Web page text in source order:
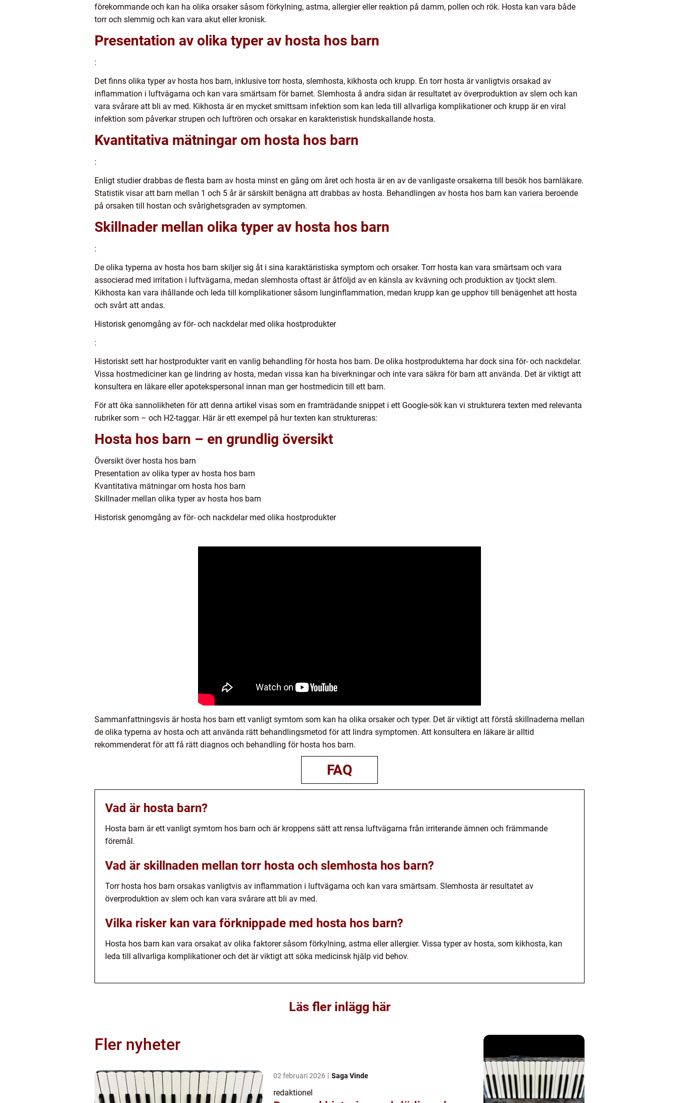
förekommande och kan ha olika orsaker såsom förkylning, astma, allergier eller reaktion på damm, pollen och rök. Hosta kan vara både
torr och slemmig och kan vara akut eller kronisk.
Presentation av olika typer av hosta hos barn
:
Det finns olika typer av hosta hos barn, inklusive torr hosta, slemhosta, kikhosta och krupp. En torr hosta är vanligtvis orsakad av
inflammation i luftvägarna och kan vara smärtsam för barnet. Slemhosta å andra sidan är resultatet av överproduktion av slem och kan
vara svårare att bli av med. Kikhosta är en mycket smittsam infektion som kan leda till allvarliga komplikationer och krupp är en viral
infektion som påverkar strupen och luftrören och orsakar en karakteristisk hundskallande hosta.
Kvantitativa mätningar om hosta hos barn
:
Enligt studier drabbas de flesta barn av hosta minst en gång om året och hosta är en av de vanligaste orsakerna till besök hos barnläkare.
Statistik visar att barn mellan 1 och 5 år är särskilt benägna att drabbas av hosta. Behandlingen av hosta hos barn kan variera beroende
på orsaken till hostan och svårighetsgraden av symptomen.
Skillnader mellan olika typer av hosta hos barn
:
De olika typerna av hosta hos barn skiljer sig åt i sina karaktäristiska symptom och orsaker. Torr hosta kan vara smärtsam och vara
associerad med irritation i luftvägarna, medan slemhosta oftast är åtföljd av en känsla av kvävning och produktion av tjockt slem.
Kikhosta kan vara ihållande och leda till komplikationer såsom lunginflammation, medan krupp kan ge upphov till benägenhet att hosta
och svårt att andas.
Historisk genomgång av för- och nackdelar med olika hostprodukter
:
Historiskt sett har hostprodukter varit en vanlig behandling för hosta hos barn. De olika hostprodukterna har dock sina för- och nackdelar.
Vissa hostmediciner kan ge lindring av hosta, medan vissa kan ha biverkningar och inte vara säkra för barn att använda. Det är viktigt att
konsultera en läkare eller apotekspersonal innan man ger hostmedicin till ett barn.
För att öka sannolikheten för att denna artikel visas som en framträdande snippet i ett Google-sök kan vi strukturera texten med relevanta
rubriker som – och H2-taggar. Här är ett exempel på hur texten kan struktureras:
Hosta hos barn – en grundlig översikt
Översikt över hosta hos barn
Presentation av olika typer av hosta hos barn
Kvantitativa mätningar om hosta hos barn
Skillnader mellan olika typer av hosta hos barn
Historisk genomgång av för- och nackdelar med olika hostprodukter
Sammanfattningsvis är hosta hos barn ett vanligt symtom som kan ha olika orsaker och typer. Det är viktigt att förstå skillnaderna mellan
de olika typerna av hosta och att använda rätt behandlingsmetod för att lindra symptomen. Att konsultera en läkare är alltid
rekommenderat för att få rätt diagnos och behandling för hosta hos barn.
FAQ
Vad är hosta barn?
Hosta barn är ett vanligt symtom hos barn och är kroppens sätt att rensa luftvägarna från irriterande ämnen och främmande
föremål.
Vad är skillnaden mellan torr hosta och slemhosta hos barn?
Torr hosta hos barn orsakas vanligtvis av inflammation i luftvägarna och kan vara smärtsam. Slemhosta är resultatet av
överproduktion av slem och kan vara svårare att bli av med.
Vilka risker kan vara förknippade med hosta hos barn?
Hosta hos barn kan vara orsakat av olika faktorer såsom förkylning, astma eller allergier. Vissa typer av hosta, som kikhosta, kan
leda till allvarliga komplikationer och det är viktigt att söka medicinsk hjälp vid behov.
Läs fler inlägg här
Fler nyheter
02 februari 2026 Saga Vinde
redaktionel